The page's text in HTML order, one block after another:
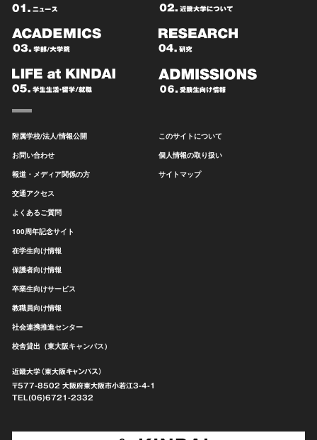
附属学校/法人/情報公開
お問い合わせ
報道・メディア関係の方
交通アクセス
よくあるご質問
100周年記念サイト
在学生向け情報
保護者向け情報
卒業生向けサービス
教職員向け情報
社会連携推進センター
校舎貸出（東大阪キャンパス）
このサイトについて
個人情報の取り扱い
サイトマップ
近畿大学（東大阪キャンパス）
〒577-8502 大阪府東大阪市小若江3-4-1
TEL(06)6721-2332